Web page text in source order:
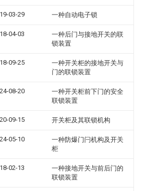
03-29 一种自动电子锁
04-03
一种后门与接地开关的联
锁装置
09-25
一种开关柜的接地开关与
门的联锁装置
08-20
一种开关柜前下门的安全
联锁装置
09-15 开关柜及其联锁机构
05-10
一种防爆门闩机构及开关
柜
02-13
一种接地开关与前后门的
联锁装置